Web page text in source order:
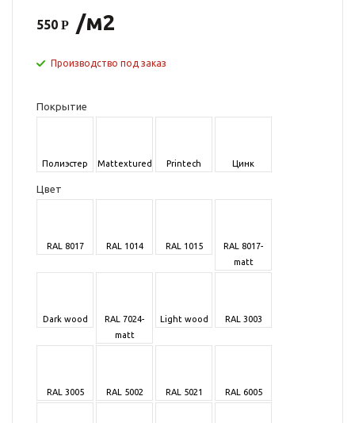
550 /м2
Производство под заказ
Покрытие
Полиэстер Mattextured Printech Цинк
Цвет
RAL 8017 RAL 1014 RAL 1015
RAL 8017-
matt
Dark wood
RAL 7024-
matt
Light wood RAL 3003
RAL 3005 RAL 5002 RAL 5021 RAL 6005